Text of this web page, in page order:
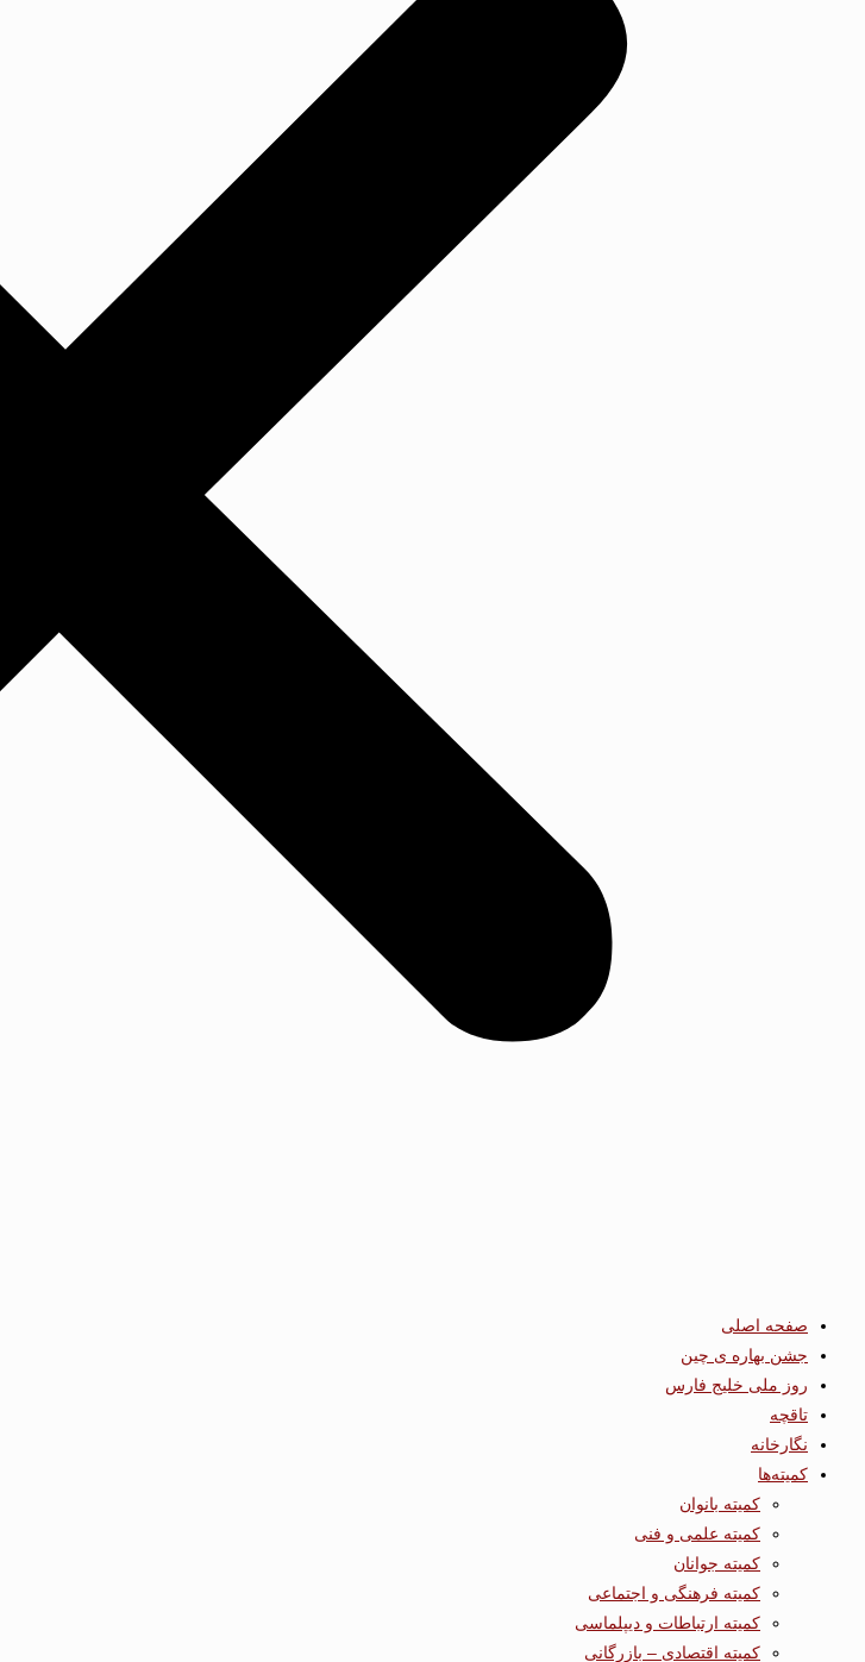
صفحه اصلی
جشن بهاره ی چین
روز ملی خلیج فارس
تاقچه
نگارخانه
کمیته‌ها
کمیته بانوان
کمیته علمی و فنی
کمیته جوانان
کمیته فرهنگی و اجتماعی
کمیته ارتباطات و دیپلماسی
کمیته اقتصادی – بازرگانی